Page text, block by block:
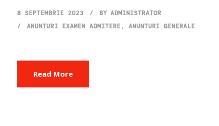
8 SEPTEMBRIE 2023 BY ADMINISTRATOR
ANUNȚURI EXAMEN ADMITERE , ANUNȚURI GENERALE
Read More